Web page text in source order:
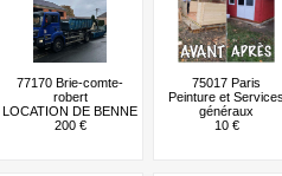
77170 Brie-comte-
robert
LOCATION DE BENNE
200 €
75017 Paris
Peinture et Services
généraux
10 €